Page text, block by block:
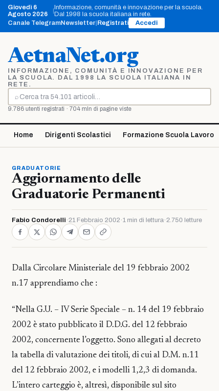
Vai
contenuto
Giovedì 6
Agosto 2026
Informazione, comunità e innovazione per la scuola.
Dal 1998 la scuola italiana in rete.
Canale TelegramNewsletter Registrati Accedi
AetnaNet.org
INFORMAZIONE, COMUNITÀ E INNOVAZIONE PER
LA SCUOLA. DAL 1998 LA SCUOLA ITALIANA IN
RETE.
⌕
Cerca
9.786 utenti registrati · 704 mln di pagine viste
Home Dirigenti Scolastici Formazione Scuola Lavoro
GRADUATORIE
Aggiornamento delle
Graduatorie Permanenti
Fabio Condorelli · 21 Febbraio 2002 ·1 min di lettura· 2.750 letture
Dalla Circolare Ministeriale del 19 febbraio 2002
n.17 apprendiamo che :
“Nella G.U. – IV Serie Speciale – n. 14 del 19 febbraio
2002 è stato pubblicato il D.D.G. del 12 febbraio
2002, concernente l’oggetto. Sono allegati al decreto
la tabella di valutazione dei titoli, di cui al D.M. n.11
del 12 febbraio 2002, e i modelli 1,2,3 di domanda.
L’intero carteggio è, altresì, disponibile sul sito